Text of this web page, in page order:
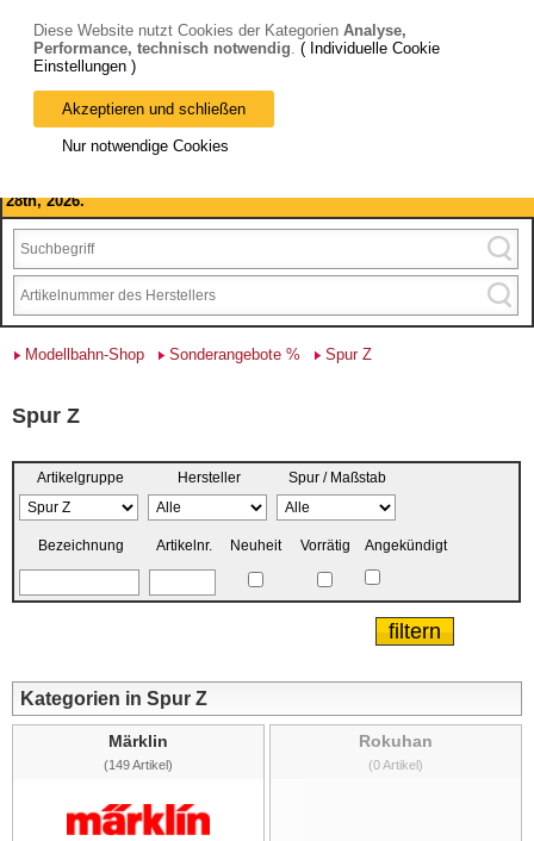
Bitte beachten Sie: wir machen Betriebsferien, vom 03. bis 28.
August 2026 haben wir geschlossen.
28th, 2026.
Modellbahn-Shop Sonderangebote % Spur Z
Spur Z
Artikelgruppe Hersteller Spur / Maßstab
Bezeichnung Artikelnr. Neuheit Vorrätig Angekündigt
Kategorien in Spur Z
Märklin
(149 Artikel)
Rokuhan
(0 Artikel)
Diese Website nutzt Cookies der Kategorien Analyse,
Performance, technisch notwendig. ( Individuelle Cookie
Einstellungen )
Akzeptieren und schließen
Nur notwendige Cookies